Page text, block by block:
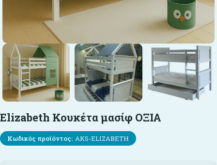
Elizabeth Κουκέτα μασίφ ΟΞΙΑ
Κωδικός προϊόντος: AKS-ELIZABETH